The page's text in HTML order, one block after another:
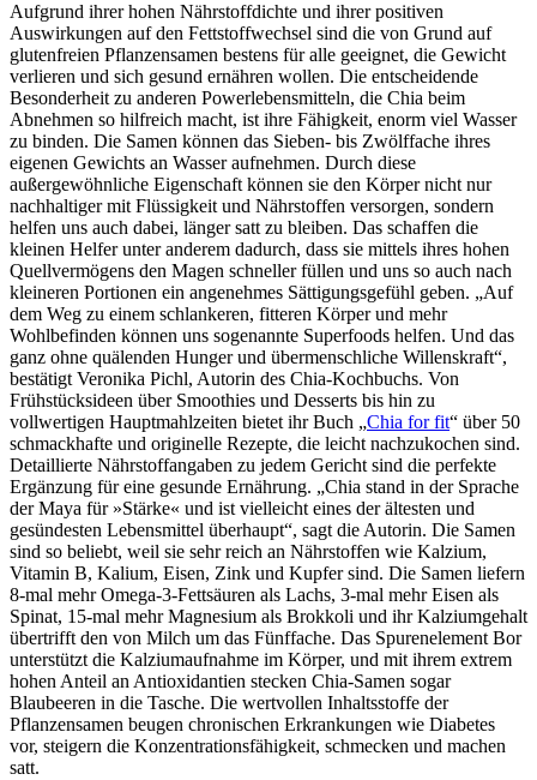
Aufgrund ihrer hohen Nährstoffdichte und ihrer positiven
Auswirkungen auf den Fettstoffwechsel sind die von Grund auf
glutenfreien Pflanzensamen bestens für alle geeignet, die Gewicht
verlieren und sich gesund ernähren wollen. Die entscheidende
Besonderheit zu anderen Powerlebensmitteln, die Chia beim
Abnehmen so hilfreich macht, ist ihre Fähigkeit, enorm viel Wasser
zu binden. Die Samen können das Sieben- bis Zwölffache ihres
eigenen Gewichts an Wasser aufnehmen. Durch diese
außergewöhnliche Eigenschaft können sie den Körper nicht nur
nachhaltiger mit Flüssigkeit und Nährstoffen versorgen, sondern
helfen uns auch dabei, länger satt zu bleiben. Das schaffen die
kleinen Helfer unter anderem dadurch, dass sie mittels ihres hohen
Quellvermögens den Magen schneller füllen und uns so auch nach
kleineren Portionen ein angenehmes Sättigungsgefühl geben. „Auf
dem Weg zu einem schlankeren, fitteren Körper und mehr
Wohlbefinden können uns sogenannte Superfoods helfen. Und das
ganz ohne quälenden Hunger und übermenschliche Willenskraft“,
bestätigt Veronika Pichl, Autorin des Chia-Kochbuchs. Von
Frühstücksideen über Smoothies und Desserts bis hin zu
vollwertigen Hauptmahlzeiten bietet ihr Buch „Chia for fit“ über 50
schmackhafte und originelle Rezepte, die leicht nachzukochen sind.
Detaillierte Nährstoffangaben zu jedem Gericht sind die perfekte
Ergänzung für eine gesunde Ernährung. „Chia stand in der Sprache
der Maya für »Stärke« und ist vielleicht eines der ältesten und
gesündesten Lebensmittel überhaupt“, sagt die Autorin. Die Samen
sind so beliebt, weil sie sehr reich an Nährstoffen wie Kalzium,
Vitamin B, Kalium, Eisen, Zink und Kupfer sind. Die Samen liefern
8-mal mehr Omega-3-Fettsäuren als Lachs, 3-mal mehr Eisen als
Spinat, 15-mal mehr Magnesium als Brokkoli und ihr Kalziumgehalt
übertrifft den von Milch um das Fünffache. Das Spurenelement Bor
unterstützt die Kalziumaufnahme im Körper, und mit ihrem extrem
hohen Anteil an Antioxidantien stecken Chia-Samen sogar
Blaubeeren in die Tasche. Die wertvollen Inhaltsstoffe der
Pflanzensamen beugen chronischen Erkrankungen wie Diabetes
vor, steigern die Konzentrationsfähigkeit, schmecken und machen
satt.